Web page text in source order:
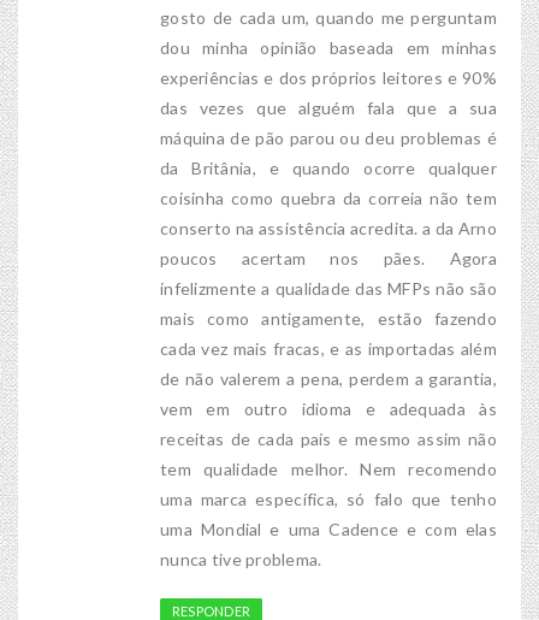
gosto de cada um, quando me perguntam
dou minha opinião baseada em minhas
experiências e dos próprios leitores e 90%
das vezes que alguém fala que a sua
máquina de pão parou ou deu problemas é
da Britânia, e quando ocorre qualquer
coisinha como quebra da correia não tem
conserto na assistência acredita. a da Arno
poucos acertam nos pães. Agora
infelizmente a qualidade das MFPs não são
mais como antigamente, estão fazendo
cada vez mais fracas, e as importadas além
de não valerem a pena, perdem a garantia,
vem em outro idioma e adequada às
receitas de cada país e mesmo assim não
tem qualidade melhor. Nem recomendo
uma marca específica, só falo que tenho
uma Mondial e uma Cadence e com elas
nunca tive problema.
RESPONDER